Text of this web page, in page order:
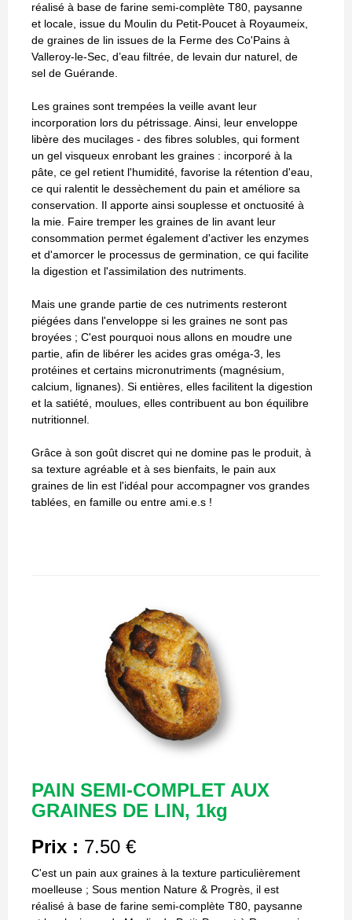
réalisé à base de farine semi-complète T80, paysanne
et locale, issue du Moulin du Petit-Poucet à Royaumeix,
de graines de lin issues de la Ferme des Co'Pains à
Valleroy-le-Sec, d’eau filtrée, de levain dur naturel, de
sel de Guérande.
Les graines sont trempées la veille avant leur
incorporation lors du pétrissage. Ainsi, leur enveloppe
libère des mucilages - des fibres solubles, qui forment
un gel visqueux enrobant les graines : incorporé à la
pâte, ce gel retient l'humidité, favorise la rétention d'eau,
ce qui ralentit le dessèchement du pain et améliore sa
conservation. Il apporte ainsi souplesse et onctuosité à
la mie. Faire tremper les graines de lin avant leur
consommation permet également d'activer les enzymes
et d'amorcer le processus de germination, ce qui facilite
la digestion et l'assimilation des nutriments.
Mais une grande partie de ces nutriments resteront
piégées dans l'enveloppe si les graines ne sont pas
broyées ; C'est pourquoi nous allons en moudre une
partie, afin de libérer les acides gras oméga-3, les
protéines et certains micronutriments (magnésium,
calcium, lignanes). Si entières, elles facilitent la digestion
et la satiété, moulues, elles contribuent au bon équilibre
nutritionnel.
Grâce à son goût discret qui ne domine pas le produit, à
sa texture agréable et à ses bienfaits, le pain aux
graines de lin est l'idéal pour accompagner vos grandes
tablées, en famille ou entre ami.e.s !
PAIN SEMI-COMPLET AUX
GRAINES DE LIN, 1kg
Prix : 7.50 €
C'est un pain aux graines à la texture particulièrement
moelleuse ; Sous mention Nature & Progrès, il est
réalisé à base de farine semi-complète T80, paysanne